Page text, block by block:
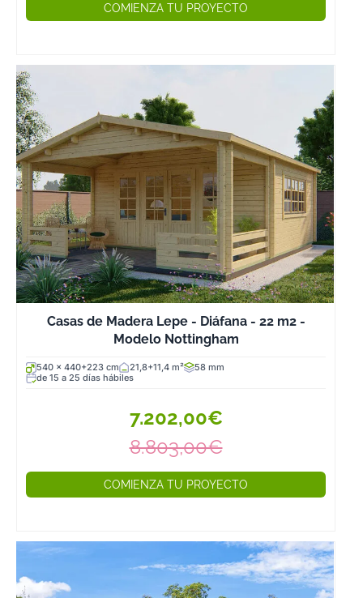
COMIENZA TU PROYECTO
Casas de Madera Lepe - Diáfana - 22 m2 -
Modelo Nottingham
540 x 440+223 cm 21,8+11,4 m²
58 mm
de 15 a 25 días hábiles
7.202,00€
8.803,00€
COMIENZA TU PROYECTO